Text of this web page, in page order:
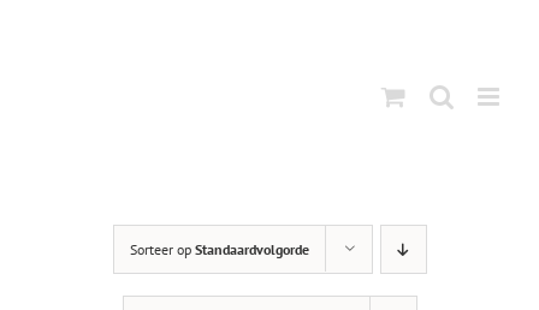
Sorteer op Standaardvolgorde